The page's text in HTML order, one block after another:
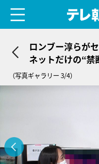
ロンブー淳らが
ネットだけの“禁
（写真ギャラリー 3/4）